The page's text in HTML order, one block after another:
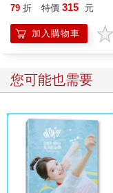
79 折 特價 315 元
加入購物車
您可能也需要